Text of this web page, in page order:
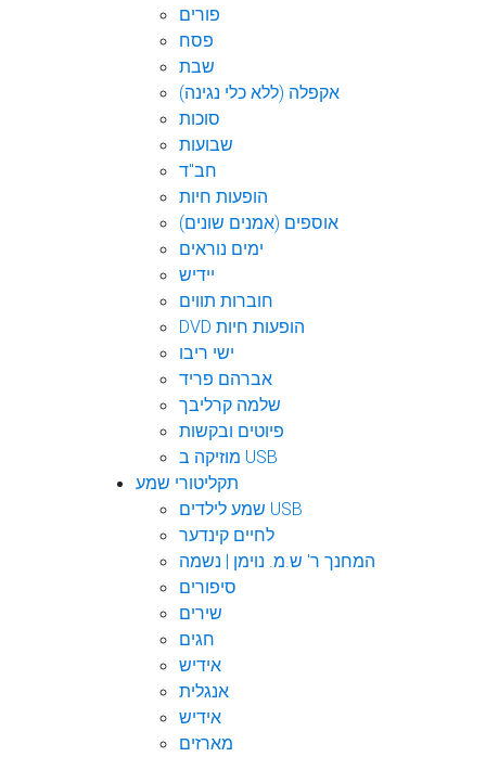
פורים
פסח
שבת
אקפלה (ללא כלי נגינה)
סוכות
שבועות
חב"ד
הופעות חיות
אוספים (אמנים שונים)
ימים נוראים
יידיש
חוברות תווים
DVD הופעות חיות
ישי ריבו
אברהם פריד
שלמה קרליבך
פיוטים ובקשות
מוזיקה ב USB
תקליטורי שמע
שמע לילדים USB
לחיים קינדער
המחנך ר' ש.מ. נוימן | נשמה
סיפורים
שירים
חגים
אידיש
אנגלית
אידיש
מארזים